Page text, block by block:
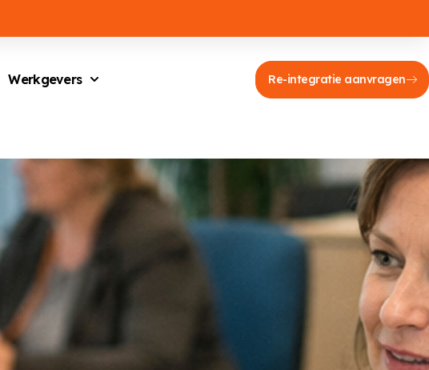
Werkgevers Re-integratie aanvragen